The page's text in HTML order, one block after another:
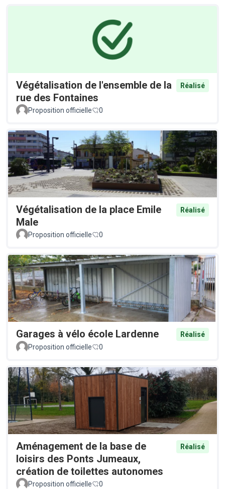
Végétalisation de l'ensemble de la
rue des Fontaines
Réalisé
Proposition officielle 0
Végétalisation de la place Emile
Male
Réalisé
Proposition officielle 0
Garages à vélo école Lardenne
Réalisé
Proposition officielle
0
Aménagement de la base de
loisirs des Ponts Jumeaux,
création de toilettes autonomes
Réalisé
Proposition officielle 0